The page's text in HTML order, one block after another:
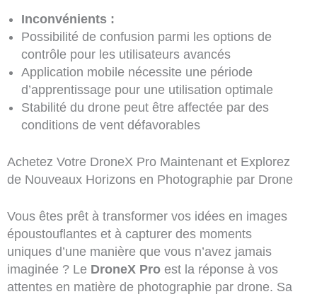
Inconvénients :
Possibilité de confusion parmi les options de
contrôle pour les utilisateurs avancés
Application mobile nécessite une période
d’apprentissage pour une utilisation optimale
Stabilité du drone peut être affectée par des
conditions de vent défavorables
Achetez Votre DroneX Pro Maintenant et Explorez
de Nouveaux Horizons en Photographie par Drone
Vous êtes prêt à transformer vos idées en images
époustouflantes et à capturer des moments
uniques d’une manière que vous n’avez jamais
imaginée ? Le DroneX Proest la réponse à vos
attentes en matière de photographie par drone. Sa